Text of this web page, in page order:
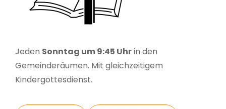
Jeden Sonntag um 9:45 Uhrin den
Gemeinderäumen. Mit gleichzeitigem
Kindergottesdienst.